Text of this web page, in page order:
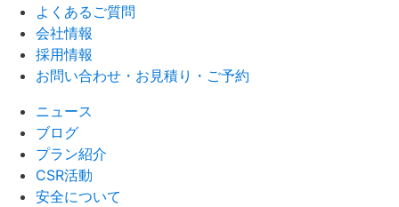
よくあるご質問
会社情報
採用情報
お問い合わせ・お見積り・ご予約
ニュース
ブログ
プラン紹介
CSR活動
安全について